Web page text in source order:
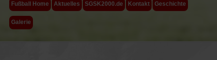
Fußball Home Aktuelles SGSK2000.de Kontakt Geschichte
Galerie